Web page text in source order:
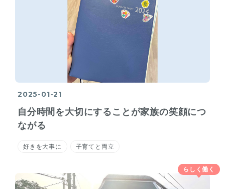
2025-01-21
自分時間を大切にすることが家族の笑顔につ
ながる
好きを大事に 子育てと両立
らしく働く